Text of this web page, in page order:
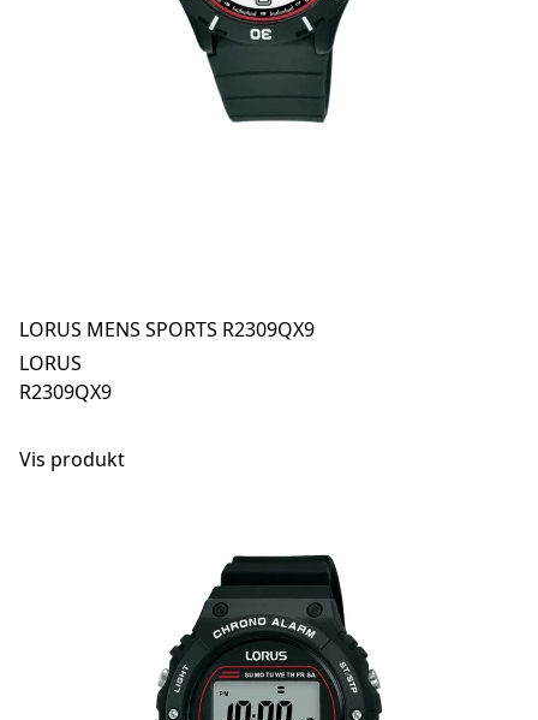
LORUS MENS SPORTS R2309QX9
LORUS
R2309QX9
Vis produkt